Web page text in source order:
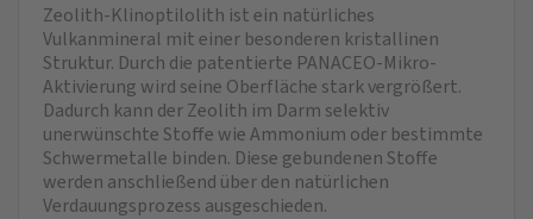
Zeolith-Klinoptilolith ist ein natürliches
Vulkanmineral mit einer besonderen kristallinen
Struktur. Durch die patentierte PANACEO-Mikro-
Aktivierung wird seine Oberfläche stark vergrößert.
Dadurch kann der Zeolith im Darm selektiv
unerwünschte Stoffe wie Ammonium oder bestimmte
Schwermetalle binden. Diese gebundenen Stoffe
werden anschließend über den natürlichen
Verdauungsprozess ausgeschieden.